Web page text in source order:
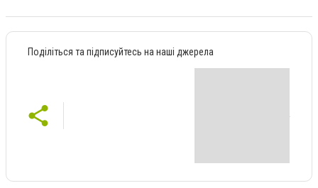
Поділіться та підписуйтесь на наші джерела